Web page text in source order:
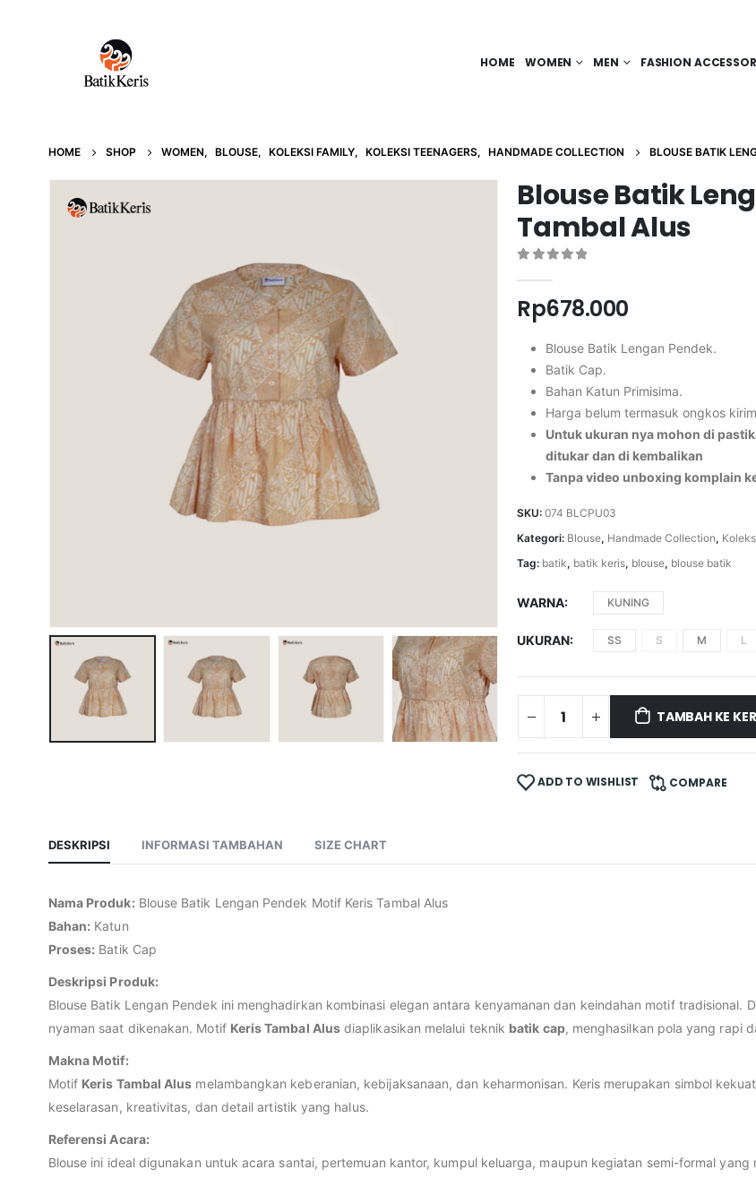
HOME WOMEN MEN FASHION
HOME SHOP WOMEN, BLOUSE, KOLEKSI FAMILY, KOLEKSI TEENAGERS, HANDMADE COLLECTION BLOUSE BATIK
Blouse Batik
Tambal Alus
Rp678.000
Blouse Batik Lengan Pendek.
Batik Cap.
Bahan Katun Primisima.
Harga belum termasuk ongkos kirim
Untuk ukuran nya mohon di
ditukar dan di kembalikan
Tanpa video unboxing komplain
SKU:074 BLCPU03
Kategori: Blouse, Handmade Collection,
Tag: batik, batik keris, blouse, blouse batik
WARNA KUNING
UKURAN SS S M L
TAMBAH KE
ADD TO WISHLIST COMPARE
DESKRIPSI INFORMASI TAMBAHAN SIZE CHART
Nama Produk: Blouse Batik Lengan Pendek Motif Keris Tambal Alus
Bahan: Katun
Proses: Batik Cap
Deskripsi Produk:
Blouse Batik Lengan Pendek ini menghadirkan kombinasi elegan antara kenyamanan dan keindahan motif
nyaman saat dikenakan. Motif Keris Tambal Alusdiaplikasikan melalui teknik batik cap, menghasilkan pola yang rapi
Makna Motif:
Motif Keris Tambal Alus melambangkan keberanian, kebijaksanaan, dan keharmonisan. Keris merupakan simbol
keselarasan, kreativitas, dan detail artistik yang halus.
Referensi Acara:
Blouse ini ideal digunakan untuk acara santai, pertemuan kantor, kumpul keluarga, maupun kegiatan semi-formal